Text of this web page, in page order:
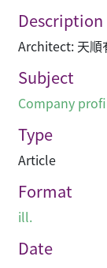
Description
Architect: 天順
Subject
Company
Type
Article
Format
ill.
Date